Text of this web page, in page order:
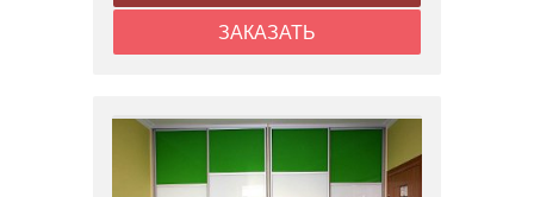
ЗАКАЗАТЬ